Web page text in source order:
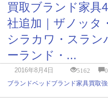
買取ブランド家具4
社追加｜ザノッタ
シラカワ・スラン
ーランド・...
2016年8月4日 5162
0
ブランドベッドブランド家具買取